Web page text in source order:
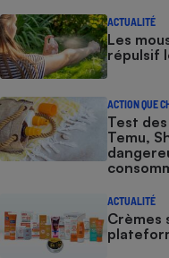
ACTUALITÉ
Les
répulsif
ACTION QUE
Test
Temu,
ACTUALITÉ
Crèmes